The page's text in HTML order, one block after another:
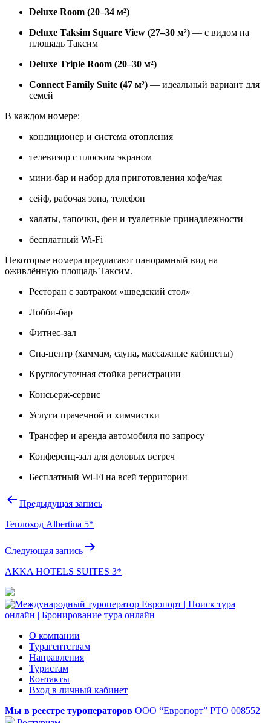
Deluxe Room (20–34 м²)
Deluxe Taksim Square View (27–30 м²) — с видом на
площадь Таксим
Deluxe Triple Room (20–30 м²)
Connect Family Suite (47 м²) — идеальный вариант для
семей
В каждом номере:
кондиционер и система отопления
телевизор с плоским экраном
мини-бар и набор для приготовления кофе/чая
сейф, рабочая зона, телефон
халаты, тапочки, фен и туалетные принадлежности
бесплатный Wi-Fi
Некоторые номера предлагают панорамный вид на
оживлённую площадь Таксим.
Ресторан с завтраком «шведский стол»
Лобби-бар
Фитнес-зал
Спа-центр (хаммам, сауна, массажные кабинеты)
Круглосуточная стойка регистрации
Консьерж-сервис
Услуги прачечной и химчистки
Трансфер и аренда автомобиля по запросу
Конференц-зал для деловых встреч
Бесплатный Wi-Fi на всей территории
Навигация
записям
Предыдущая запись
Теплоход Albertina 5*
Следующая запись
AKKA HOTELS SUITES 3*
О компании
Турагентствам
Направления
Туристам
Контакты
Вход в личный кабинет
Мы в реестре туроператоров ООО “Европорт” РТО 008552